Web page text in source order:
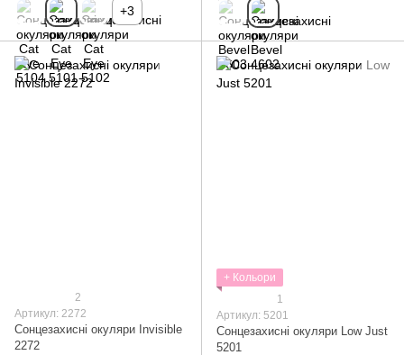
+3
2
Артикул: 2272
Сонцезахисні окуляри Invisible
2272
+ Кольори
1
Артикул: 5201
Сонцезахисні окуляри Low Just
5201